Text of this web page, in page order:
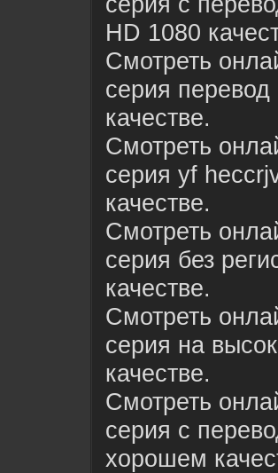
HD 1080
Смотреть
серия
качестве.
Смотреть
серия yf
качестве.
Смотреть
серия без
качестве.
Смотреть
серия на
качестве.
Смотреть
серия с
хорошем